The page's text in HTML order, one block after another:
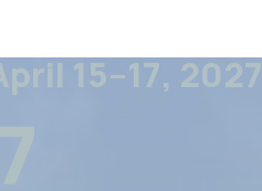
15–17, 2027